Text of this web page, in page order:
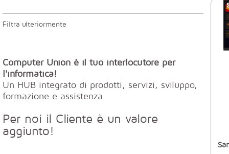
Filtra ulteriormente
Computer Union è il tuo interlocutore per
l'informatica!
Un HUB integrato di prodotti, servizi, sviluppo,
formazione e assistenza
Per noi il Cliente è un valore
aggiunto!